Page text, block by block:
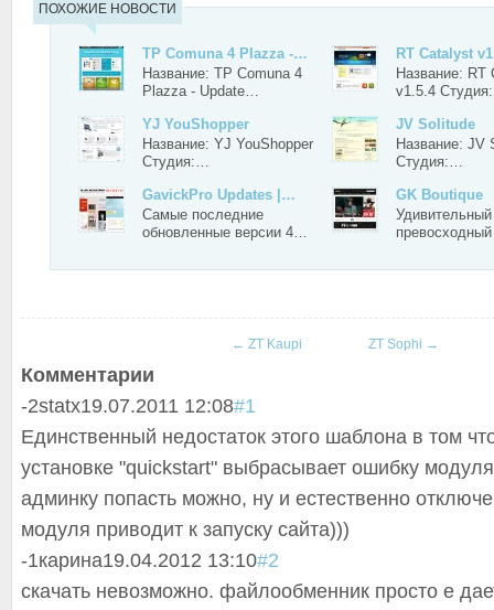
ПОХОЖИЕ НОВОСТИ
TP Comuna 4 Plazza -…
Название: TP Comuna 4
Plazza - Update…
RT Catalyst
Название: RT
v1.5.4
YJ YouShopper
Название: YJ YouShopper
Студия:…
JV Solitude
Название: JV
Студия:…
GavickPro Updates |…
Самые последние
обновленные версии 4…
GK Boutique
← ZT Kaupi ZT Sophi →
Комментарии
-2statx19.07.2011 12:08#1
Единственный недостаток этого шаблона в том
установке "quickstart" выбрасывает ошибку
админку попасть можно, ну и естественно
модуля приводит к запуску сайта)))
-1карина19.04.2012 13:10#2
скачать невозможно. файлообменник просто е